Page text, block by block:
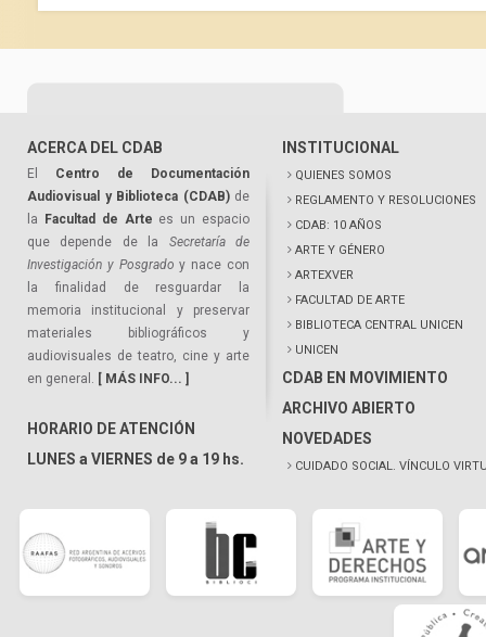
ACERCA DEL CDAB
El Centro de Documentación
Audiovisual y Biblioteca (CDAB)de
la
Facultad de Arte es un espacio
que depende de la Secretaría de
Investigación y Posgrado y nace con
la finalidad de resguardar la
memoria institucional y preservar
materiales bibliográficos y
audiovisuales de teatro, cine y arte
en general. [ MÁS INFO... ]
HORARIO DE ATENCIÓN
LUNES a VIERNES de 9 a 19 hs.
INSTITUCIONAL
QUIENES SOMOS
REGLAMENTO Y RESOLUCIONES
CDAB: 10 AÑOS
ARTE Y GÉNERO
ARTEXVER
FACULTAD DE ARTE
BIBLIOTECA CENTRAL UNICEN
UNICEN
CDAB EN MOVIMIENTO
ARCHIVO ABIERTO
NOVEDADES
CUIDADO SOCIAL. VÍNCULO